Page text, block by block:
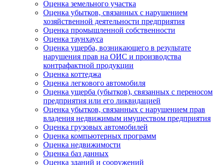
Оценка земельного участка
Оценка убытков, связанных с нарушением
хозяйственной деятельности предприятия
Оценка промышленной собственности
Оценка таунхауса
Оценка ущерба, возникающего в результате
нарушения прав на ОИС и производства
контрафактной продукции
Оценка коттеджа
Оценка легкового автомобиля
Оценка ущерба (убытков), связанных с переносом
предприятия или его ликвидацией
Оценка убытков, связанных с нарушением прав
владения недвижимым имуществом предприятия
Оценка грузовых автомобилей
Оценка компьютерных программ
Оценка недвижимости
Оценка баз данных
Оценка зданий и сооружений